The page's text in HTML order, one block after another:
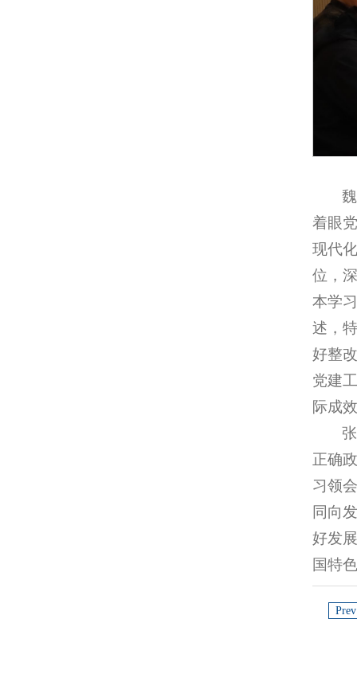
着眼
现代
位，
本学
述，
好整
党建
际成
正确
习领
同向
好发
国特
Prev